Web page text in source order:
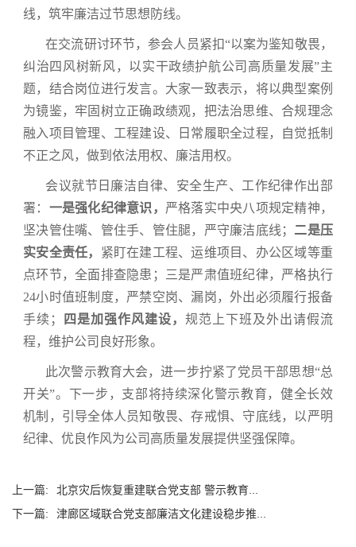
线，筑牢廉洁过节思想防线。
在交流研讨环节，参会人员紧扣“以案为鉴知敬畏 ，
纠治四风树新风， 以实干政绩护航公司高质量发展”主
题，结合岗位进行发言。大家一致表示，将以典型案例
为镜鉴，牢固树立正确政绩观，把法治思维、合规理念
融入项目管理、工程建设、日常履职全过程，自觉抵制
不正之风，做到依法用权、廉洁用权。
会议就节日廉洁自律、安全生产、工作纪律作出部
署： 一是强化纪律意识， 严格落实中央八项规定精神，
坚决管住嘴、管住手、管住腿，严守廉洁底线； 二是压
实安全责任， 紧盯在建工程、运维项目、办公区域等重
点环节，全面排查隐患；三是严肃值班纪律，严格执行
24小时值班制度，严禁空岗、漏岗，外出必须履行报备
手续；
四是加强作风建设， 规范上下班及外出请假流
程，维护公司良好形象。
此次警示教育大会，进一步拧紧了党员干部思想“总
开关”。下一步，支部将持续深化警示教育，健全长效
机制，引导全体人员知敬畏、存戒惧、守底线，以严明
纪律、优良作风为公司高质量发展提供坚强保障。
上一篇:
北京灾后恢复重建联合党支部 警示教育...
下一篇:
津廊区域联合党支部廉洁文化建设稳步推...